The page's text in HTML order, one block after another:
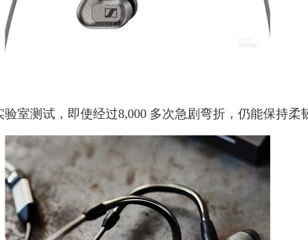
室测试，即使经过8,000 多次急剧弯折，仍能保持柔